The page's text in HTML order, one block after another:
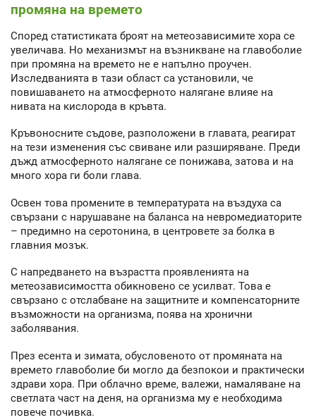
промяна на времето
Според статистиката броят на метеозависимите хора се
увеличава. Но механизмът на възникване на главоболие
при промяна на времето не е напълно проучен.
Изследванията в тази област са установили, че
повишаването на атмосферното налягане влияе на
нивата на кислорода в кръвта.
Кръвоносните съдове, разположени в главата, реагират
на тези изменения със свиване или разширяване. Преди
дъжд атмосферното налягане се понижава, затова и на
много хора ги боли глава.
Освен това промените в температурата на въздуха са
свързани с нарушаване на баланса на невромедиаторите
– предимно на серотонина, в центровете за болка в
главния мозък.
С напредването на възрастта проявленията на
метеозависимостта обикновено се усилват. Това е
свързано с отслабване на защитните и компенсаторните
възможности на организма, поява на хронични
заболявания.
През есента и зимата, обусловеното от промяната на
времето главоболие би могло да безпокои и практически
здрави хора. При облачно време, валежи, намаляване на
светлата част на деня, на организма му е необходима
повече почивка.